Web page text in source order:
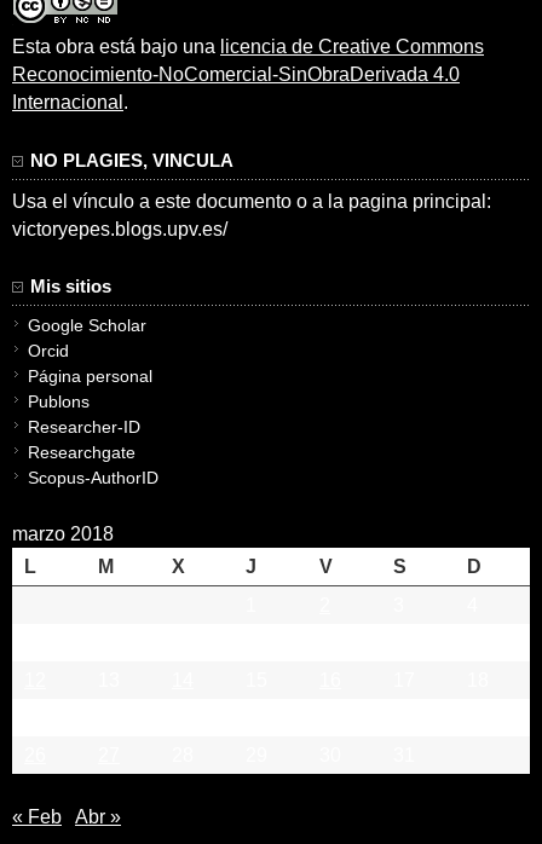
Esta obra está bajo una licencia de Creative Commons
Reconocimiento-NoComercial-SinObraDerivada 4.0
Internacional .
NO PLAGIES, VINCULA
Usa el vínculo a este documento o a la pagina principal:
victoryepes.blogs.upv.es/
Mis sitios
Google Scholar
Orcid
Página personal
Publons
Researcher-ID
Researchgate
Scopus-AuthorID
marzo 2018
L
M X J V S
D
« Feb Abr »